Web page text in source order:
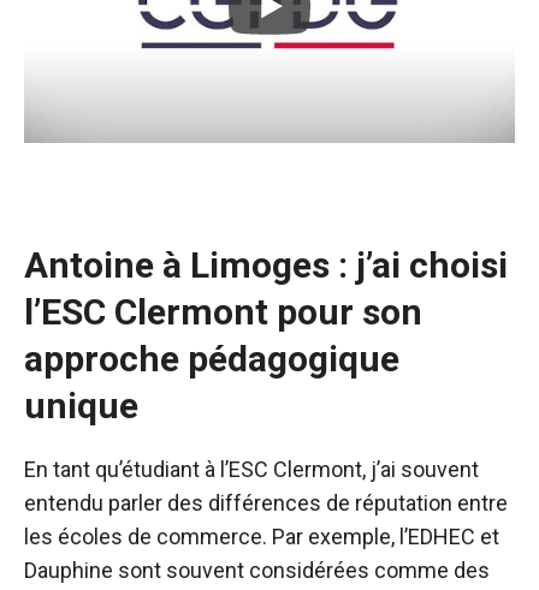
Antoine à Limoges : j’ai choisi
l’ESC Clermont pour son
approche pédagogique
unique
En tant qu’étudiant à l’ESC Clermont, j’ai souvent
entendu parler des différences de réputation entre
les écoles de commerce. Par exemple, l’EDHEC et
Dauphine sont souvent considérées comme des